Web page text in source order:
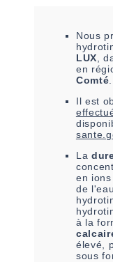
Nous
LUX ,
en
Comté
Il est
La
en
de
à la
élevé,
sous